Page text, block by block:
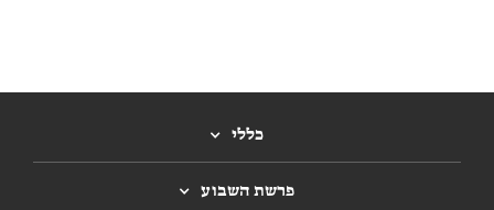
כללי
פרשת השבוע